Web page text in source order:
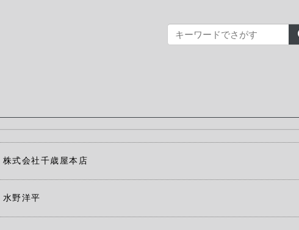
株式会社千歳屋本店
水野洋平